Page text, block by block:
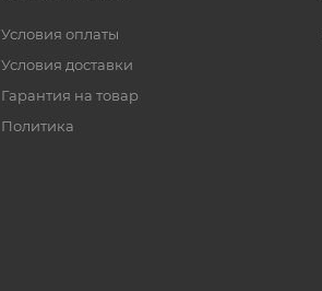
Условия оплаты
Условия доставки
Гарантия на товар
Политика